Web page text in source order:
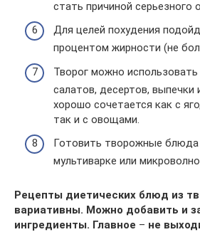
стать причиной серьезного
Для целей похудения
процентом жирности (не
Творог можно использовать
салатов, десертов, выпечки
хорошо сочетается как с
так и с овощами.
Готовить творожные блюда
мультиварке или
Рецепты диетических блюд из
вариативны. Можно добавить и
ингредиенты. Главное – не